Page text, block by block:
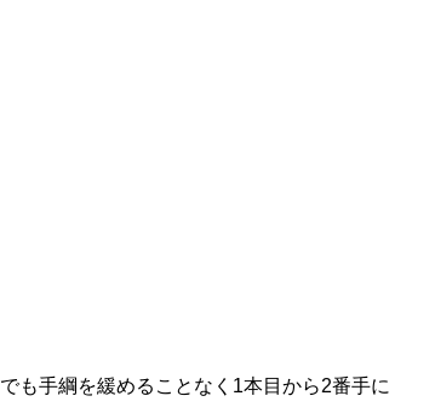
も手綱を緩めることなく1本目から2番手に